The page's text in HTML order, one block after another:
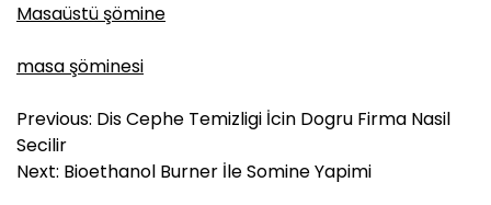
Masaüstü şömine
masa şöminesi
Y
a
z
Previous: Dis Cephe Temizligi İcin Dogru Firma Nasil
Secilir
Next: Bioethanol Burner İle Somine Yapimi